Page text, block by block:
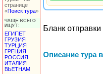
странице
«Поиск тура»
ЧАЩЕ ВСЕГО
ИЩУТ:
ЕГИПЕТ
ГРУЗИЯ
ТУРЦИЯ
ГРЕЦИЯ
РОССИЯ
ИТАЛИЯ
ВЬЕТНАМ
Бланк
Описание тура